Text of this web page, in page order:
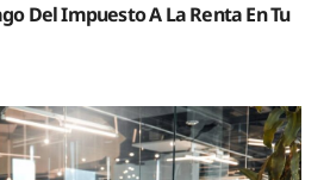
Del Impuesto A La Renta En Tu